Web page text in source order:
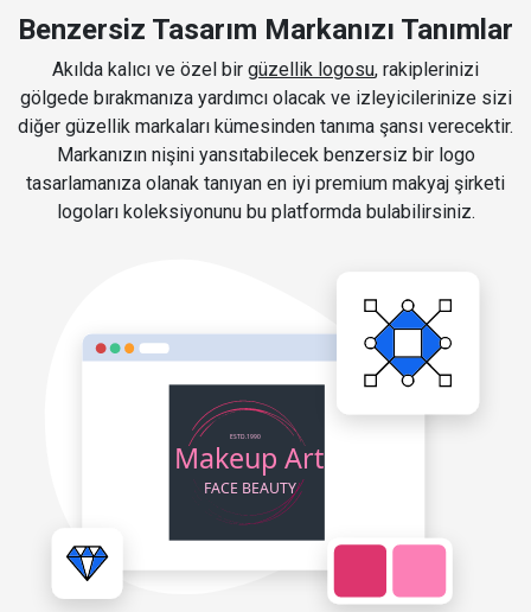
Benzersiz Tasarım Markanızı Tanımlar
Akılda kalıcı ve özel bir güzellik logosu, rakiplerinizi
gölgede bırakmanıza yardımcı olacak ve izleyicilerinize sizi
diğer güzellik markaları kümesinden tanıma şansı verecektir.
Markanızın nişini yansıtabilecek benzersiz bir logo
tasarlamanıza olanak tanıyan en iyi premium makyaj şirketi
logoları koleksiyonunu bu platformda bulabilirsiniz.